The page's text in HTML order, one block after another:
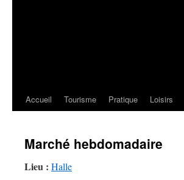
Accueil Tourisme Pratique Loisirs
Marché hebdomadaire
Lieu : Halle